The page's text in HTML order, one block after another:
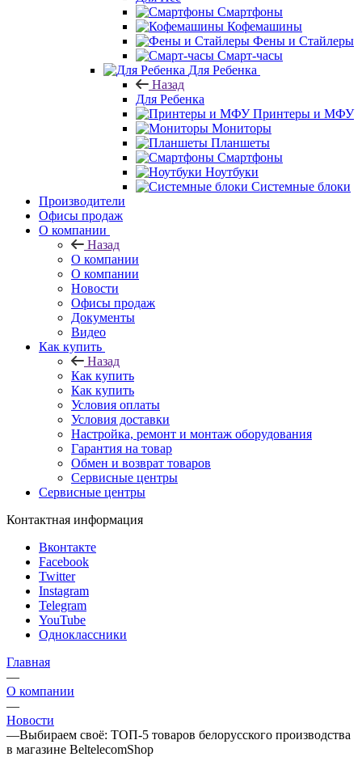
Смартфоны
Кофемашины
Фены и Стайлеры
Смарт-часы
Для Ребенка
Назад
Для Ребенка
Принтеры и МФУ
Мониторы
Планшеты
Смартфоны
Ноутбуки
Системные блоки
Производители
Офисы продаж
О компании
Назад
О компании
О компании
Новости
Офисы продаж
Документы
Видео
Как купить
Назад
Как купить
Как купить
Условия оплаты
Условия доставки
Настройка, ремонт и монтаж оборудования
Гарантия на товар
Обмен и возврат товаров
Сервисные центры
Сервисные центры
Контактная информация
Вконтакте
Facebook
Twitter
Instagram
Telegram
YouTube
Одноклассники
Главная
—
О компании
—
Новости
—Выбираем своё: ТОП-5 товаров белорусского производства
в магазине BeltelecomShop